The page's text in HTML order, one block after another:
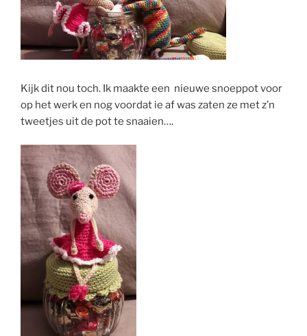
Kijk dit nou toch. Ik maakte een nieuwe snoeppot voor
op het werk en nog voordat ie af was zaten ze met z’n
tweetjes uit de pot te snaaien….